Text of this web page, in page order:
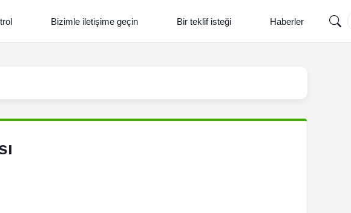
Bizimle iletişime geçin Bir teklif isteği Haberler